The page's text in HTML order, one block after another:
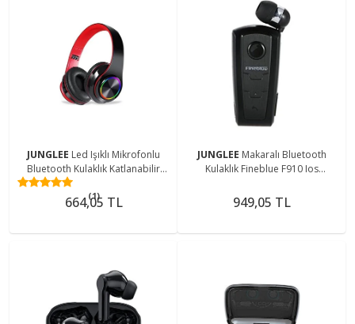
JUNGLEE Led Işıklı Mikrofonlu
Bluetooth Kulaklık Katlanabilir
Kablosuz Kulaklık
(1)
664,05 TL
JUNGLEE Makaralı Bluetooth
Kulaklık Fineblue F910 Ios
Müzik Dinleme
949,05 TL